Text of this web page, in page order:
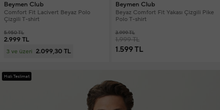
Beymen Club
Comfort Fit Lacivert Beyaz Polo
Çizgili T-shirt
5.950 TL
2.999 TL
3 ve üzeri 2.099,30 TL
Beymen Club
Beyaz Comfort Fit Yakası Çizgili Pike
Polo T-shirt
3.999 TL
1.999 TL
1.599 TL
Hızlı Teslimat